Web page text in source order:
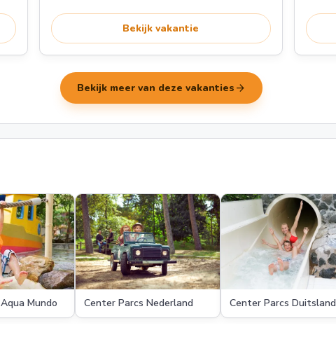
Bekijk vakantie
Bekijk meer van deze vakanties arrow_forward
Mundo Center Parcs Nederland Center Parcs Duitsland